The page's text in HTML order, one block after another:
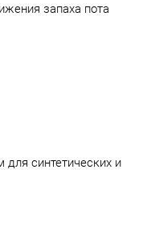
запаха пота
синтетических и